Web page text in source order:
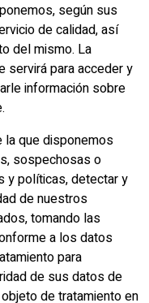
según sus
de calidad, así
del mismo. La
servirá para acceder y
información sobre
la que disponemos
sospechosas o
y políticas, detectar y
de nuestros
tomando las
a los datos
para
de sus datos de
de tratamiento en